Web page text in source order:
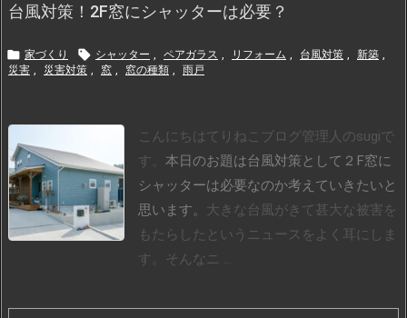
台風対策！2F窓にシャッターは必要？
 家づくり  シャッター , ペアガラス , リフォーム , 台風対策 , 新築 ,
災害 , 災害対策 , 窓 , 窓の種類 , 雨戸
こんにちはてりねこブログ管理人のsugiで
す。 本日のお題は台風対策として２F窓に
シャッターは必要なのか考えていきたいと
思います。 大きな台風がきて甚大な被害を
もたらしたというニュースをよく耳にしま
す。
そんなニ ...